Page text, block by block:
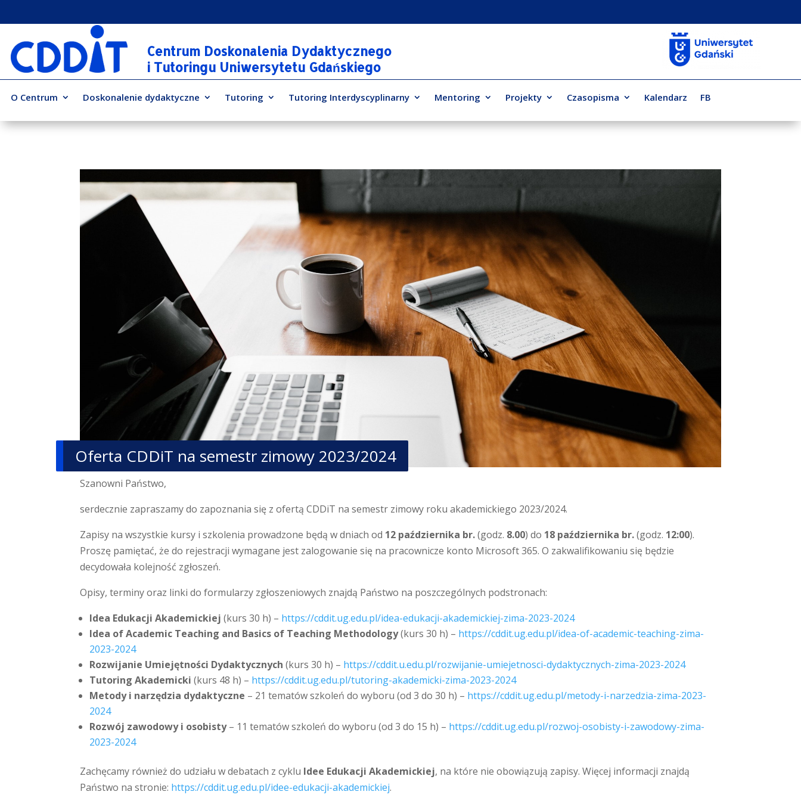
Centrum Doskonalenia Dydaktycznego
i Tutoringu Uniwersytetu Gdańskiego
O Centrum Doskonalenie dydaktyczne Tutoring Tutoring Interdyscyplinarny Mentoring Projekty Czasopisma Kalendarz FB
Oferta CDDiT na semestr zimowy 2023/2024
Szanowni Państwo,
serdecznie zapraszamy do zapoznania się z ofertą CDDiT na semestr zimowy roku akademickiego 2023/2024.
Zapisy na wszystkie kursy i szkolenia prowadzone będą w dniach od 12 października br.(godz. 8.00) do 18 października br.(godz. 12:00).
Proszę pamiętać, że do rejestracji wymagane jest zalogowanie się na pracownicze konto Microsoft 365. O zakwalifikowaniu się będzie
decydowała kolejność zgłoszeń.
Opisy, terminy oraz linki do formularzy zgłoszeniowych znajdą Państwo na poszczególnych podstronach:
Idea Edukacji Akademickiej (kurs 30 h) – https://cddit.ug.edu.pl/idea-edukacji-akademickiej-zima-2023-2024
Idea of Academic Teaching and Basics of Teaching Methodology(kurs 30 h) – https://cddit.ug.edu.pl/idea-of-academic-teaching-zima-
2023-2024
Rozwijanie Umiejętności Dydaktycznych (kurs 30 h) – https://cddit.u.edu.pl/rozwijanie-umiejetnosci-dydaktycznych-zima-2023-2024
Tutoring Akademicki (kurs 48 h) – https://cddit.ug.edu.pl/tutoring-akademicki-zima-2023-2024
Metody i narzędzia dydaktyczne – 21 tematów szkoleń do wyboru (od 3 do 30 h) – https://cddit.ug.edu.pl/metody-i-narzedzia-zima-2023-
2024
Rozwój zawodowy i osobisty– 11 tematów szkoleń do wyboru (od 3 do 15 h) – https://cddit.ug.edu.pl/rozwoj-osobisty-i-zawodowy-zima-
2023-2024
Zachęcamy również do udziału w debatach z cyklu Idee Edukacji Akademickiej, na które nie obowiązują zapisy. Więcej informacji znajdą
Państwo na stronie: https://cddit.ug.edu.pl/idee-edukacji-akademickiej.